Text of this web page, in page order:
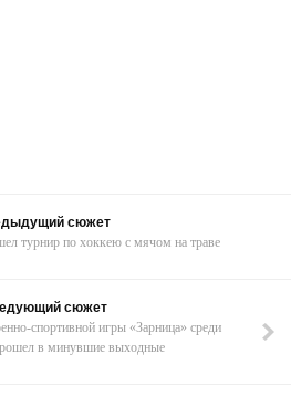
сюжет
турнир по хоккею с мячом на траве
сюжет
спортивной игры «Зарница» среди
в минувшие выходные